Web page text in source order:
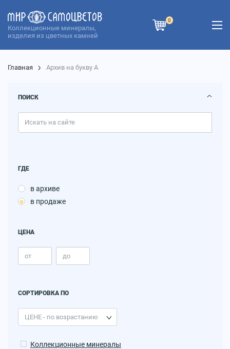
Коллекционные минералы,
изделия из цветных камней
0
Главная Архив на букву А
ПОИСК
ГДЕ
в архиве
в продаже
ЦЕНА
СОРТИРОВКА ПО
Коллекционные минералы